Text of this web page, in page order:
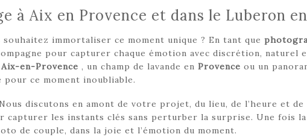
à Aix en Provence et dans le Luberon
immortaliser ce moment unique ? En tant que
pour capturer chaque émotion avec discrétion, naturel
Aix-en-Provence , un champ de lavande en Provence ou un
pour ce moment inoubliable.
discutons en amont de votre projet, du lieu, de l’heure et de
capturer les instants clés sans perturber la surprise. Une fois la
de couple, dans la joie et l’émotion du moment.